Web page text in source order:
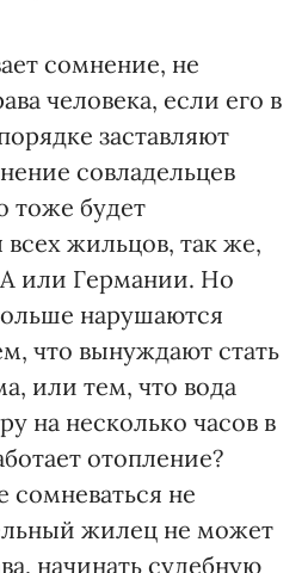
сомнение, не
человека, если его в
заставляют
совладельцев
тоже будет
жильцов, так же,
или Германии. Но
нарушаются
что вынуждают стать
или тем, что вода
на несколько часов в
отопление?
сомневаться не
жилец не может
начинать судебную